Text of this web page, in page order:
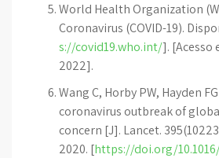
World Health Organization
Coronavirus (COVID-19).
s://covid19.who.int/]. [Acesso
2022].
Wang C, Horby PW, Hayden
coronavirus outbreak of
concern [J]. Lancet.
2020. [https://doi.org/